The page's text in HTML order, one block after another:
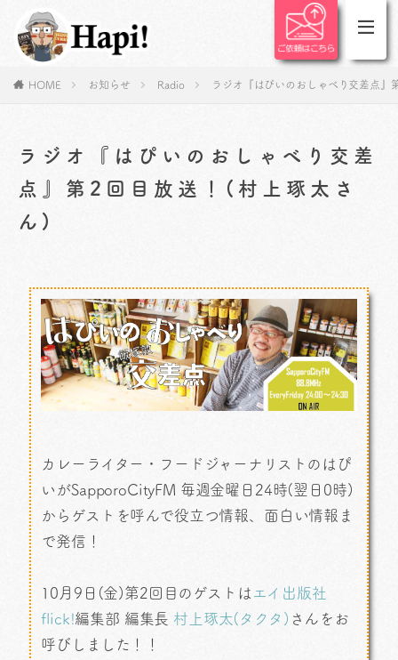
HOME お知らせ Radio ラジオ『はぴいのおしゃべり交差点』
ラジオ『はぴいのおしゃべり交差
点』第2回目放送！(村上琢太さ
ん)
カレーライター・フードジャーナリストのはぴ
いがSapporoCityFM 毎週金曜日24時(翌日0時)
からゲストを呼んで役立つ情報、面白い情報ま
で発信！
10月9日(金)第2回目のゲストは エイ出版社
flick!編集部 編集長 村上琢太(タクタ) さんをお
呼びしました！！